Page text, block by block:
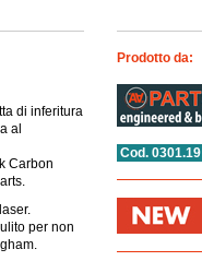
di inferitura
al
Carbon
per non
Prodotto da:
Cod. 0301.19